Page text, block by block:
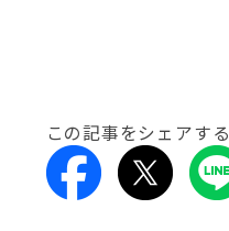
この記事をシェアする